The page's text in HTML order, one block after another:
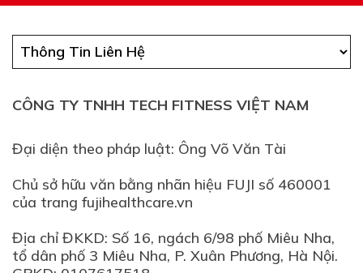
CÔNG TY TNHH TECH FITNESS VIỆT NAM
Đại diện theo pháp luật: Ông Võ Văn Tài
Chủ sở hữu văn bằng nhãn hiệu FUJI số 460001
của trang fujihealthcare.vn
Địa chỉ ĐKKD: Số 16, ngách 6/98 phố Miêu Nha,
tổ dân phố 3 Miêu Nha, P. Xuân Phương, Hà Nội.